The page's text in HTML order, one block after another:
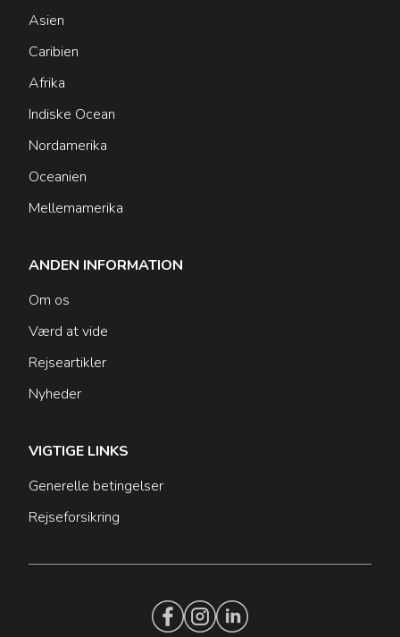
Asien
Caribien
Afrika
Indiske Ocean
Nordamerika
Oceanien
Mellemamerika
ANDEN INFORMATION
Om os
Værd at vide
Rejseartikler
Nyheder
VIGTIGE LINKS
Generelle betingelser
Rejseforsikring